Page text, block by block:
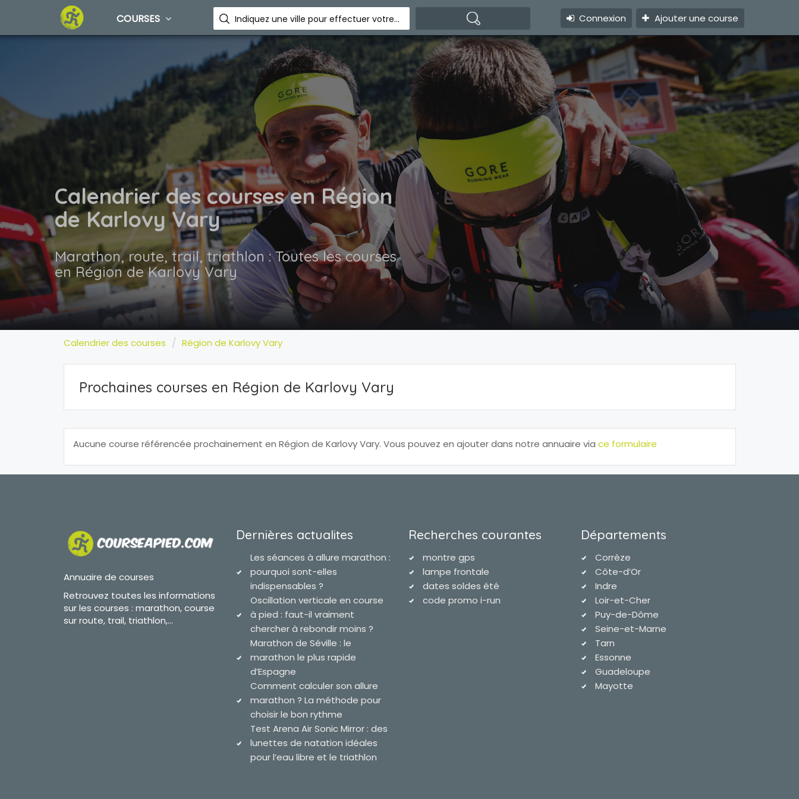
COURSES Indiquez une ville pour effectuer votre recherche Connexion Ajouter une course
Calendrier des courses en Région
de Karlovy Vary
Marathon, route, trail, triathlon : Toutes les courses
en Région de Karlovy Vary
Calendrier des courses Région de Karlovy Vary
Prochaines courses en Région de Karlovy Vary
Aucune course référencée prochainement en Région de Karlovy Vary. Vous pouvez en ajouter dans notre annuaire via ce formulaire
Annuaire de courses
Retrouvez toutes les informations
sur les courses : marathon, course
sur route, trail, triathlon,...
Dernières actualites
Les séances à allure marathon :
pourquoi sont-elles
indispensables ?
Oscillation verticale en course
à pied : faut-il vraiment
chercher à rebondir moins ?
Marathon de Séville : le
marathon le plus rapide
d’Espagne
Comment calculer son allure
marathon ? La méthode pour
choisir le bon rythme
Test Arena Air Sonic Mirror : des
lunettes de natation idéales
pour l’eau libre et le triathlon
Recherches courantes
montre gps
lampe frontale
dates soldes été
code promo i-run
Départements
Corrèze
Côte-d’Or
Indre
Loir-et-Cher
Puy-de-Dôme
Seine-et-Marne
Tarn
Essonne
Guadeloupe
Mayotte